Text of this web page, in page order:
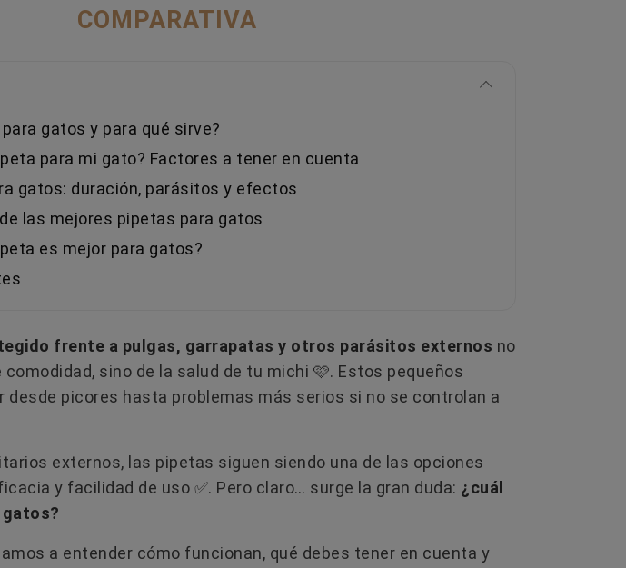
¿CÓMO USAR LAS FEROMONAS
¿Las feromonas para gatos funcionan?
¿Se pueden utilizar en todas las
situaciones de estrés o conflicto entre
Leer más
El gluten no es un ingrediente que los
perros necesiten y puede generar
problemas digestivos e inmunológicos.
Leer más
COMPARATIVA
gatos y para qué sirve?
para mi gato? Factores a tener en cuenta
gatos: duración, parásitos y efectos
las mejores pipetas para gatos
es mejor para gatos?
frente a pulgas, garrapatas y otros parásitos externos no
sino de la salud de tu michi 🩷​. Estos pequeños
desde picores hasta problemas más serios si no se controlan a
externos, las pipetas siguen siendo una de las opciones
y facilidad de uso ​✅​. Pero claro… surge la gran duda: ¿cuál
gatos?
a entender cómo funcionan, qué debes tener en cuenta y